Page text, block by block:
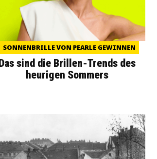
SONNENBRILLE VON PEARLE GEWINNEN
Das sind die Brillen-Trends des
heurigen Sommers